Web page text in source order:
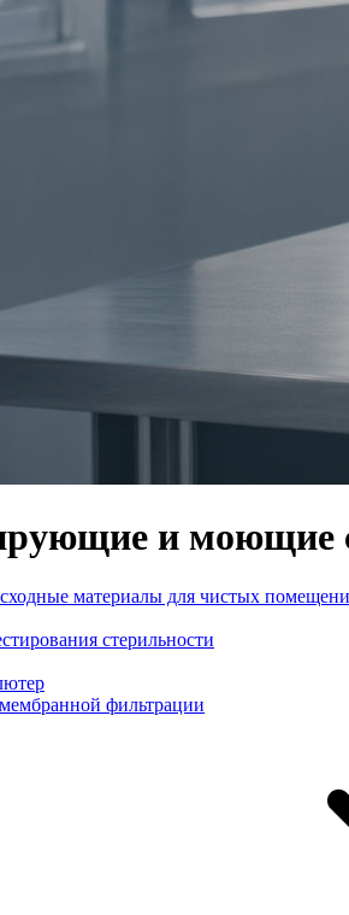
и моющие
материалы для чистых
стерильности
фильтрации